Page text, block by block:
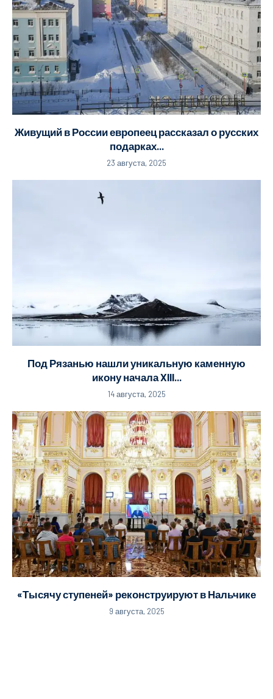
Живущий в России европеец рассказал о русских
подарках...
23 августа, 2025
Под Рязанью нашли уникальную каменную
икону начала XIII...
14 августа, 2025
«Тысячу ступеней» реконструируют в Нальчике
9 августа, 2025